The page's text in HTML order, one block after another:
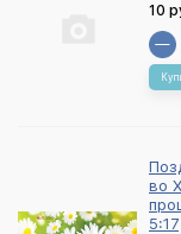
10
во
5:17